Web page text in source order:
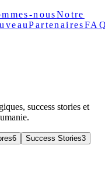
nousNotre
Partenaires
success stories et
6 Success Stories3